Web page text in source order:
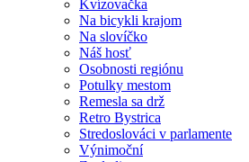
Kvízovačka
Na bicykli krajom
Na slovíčko
Náš hosť
Osobnosti regiónu
Potulky mestom
Remesla sa drž
Retro Bystrica
Stredoslováci v parlamente
Výnimoční